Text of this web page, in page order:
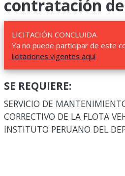
contratación
LICITACIÓN CONCLUIDA.
Ya no puede participar de este
licitaciones vigentes aquí
SE REQUIERE:
SERVICIO DE
CORRECTIVO DE LA FLOTA
INSTITUTO PERUANO DEL